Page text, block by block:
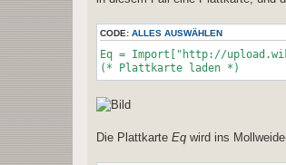
CODE: ALLES AUSWÄHLEN
Eq = Import["http://
(* Plattkarte laden *)
Die Plattkarte Eq wird ins